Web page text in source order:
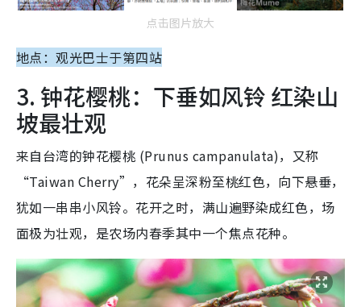
点击图片放大
地点：观光巴士于第四站
3. 钟花樱桃：下垂如风铃 红染山
坡最壮观
来自台湾的钟花樱桃 (Prunus campanulata)，又称
“Taiwan Cherry”，花朵呈深粉至桃红色，向下悬垂，
犹如一串串小风铃。花开之时，满山遍野染成红色，场
面极为壮观，是农场内春季其中一个焦点花种。